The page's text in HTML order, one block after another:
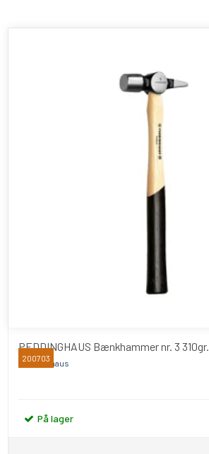
PEDDINGHAUS Bænkhammer nr. 3 310gr.
Peddinghaus
200703
På lager